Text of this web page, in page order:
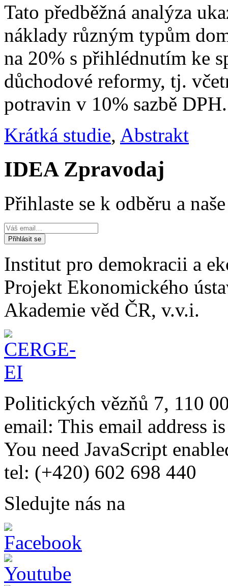
Tato předběžná analýza
náklady různým typům
na 20% s přihlédnutím ke
důchodové reformy, tj.
potravin v 10% sazbě DPH.
Krátká studie, Abstrakt
IDEA Zpravodaj
Přihlaste se k odběru a
Institut pro demokracii a
Projekt Ekonomického
Akademie věd ČR, v.v.i.
Politických vězňů 7, 110
email: This email address
You need JavaScript
tel: (+420) 602 698 440
Sledujte nás na